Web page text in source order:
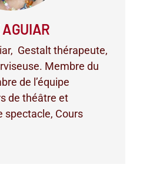
Gestalt thérapeute,
Membre du
de l’équipe
de théâtre et
spectacle, Cours